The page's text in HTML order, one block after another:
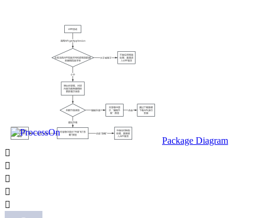
Package Diagram




